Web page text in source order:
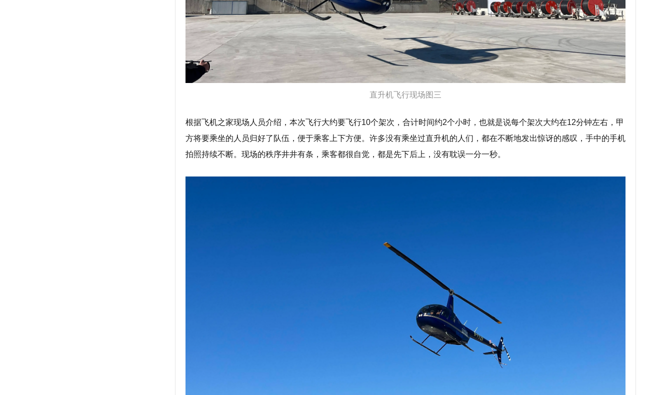
直升机飞行现场图三
根据飞机之家现场人员介绍，本次飞行大约要飞行10个架次，合计时间约2个小时，也就是说每个架次大约在12分钟左右，甲
方将要乘坐的人员归好了队伍，便于乘客上下方便。许多没有乘坐过直升机的人们，都在不断地发出惊讶的感叹，手中的手机
拍照持续不断。现场的秩序井井有条，乘客都很自觉，都是先下后上，没有耽误一分一秒。